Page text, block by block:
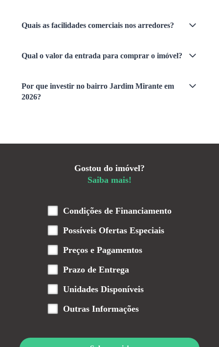
Quais as facilidades comerciais nos arredores?
Qual o valor da entrada para comprar o imóvel?
Por que investir no bairro Jardim Mirante em
2026?
Gostou do imóvel?
Saiba mais!
Condições de Financiamento
Possíveis Ofertas Especiais
Preços e Pagamentos
Prazo de Entrega
Unidades Disponíveis
Outras Informações